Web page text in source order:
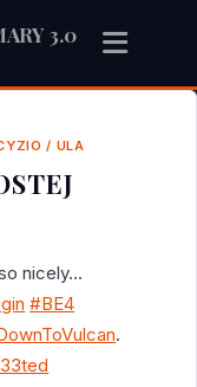
3.0
/ ULA
nicely…
#BE4
.